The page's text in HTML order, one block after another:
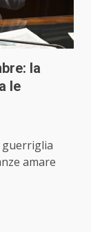
la
le
guerriglia
amare